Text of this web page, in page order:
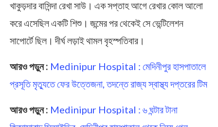
খাকুড়দার বাসিন্দা রেখা সাউ। এক সপ্তাহ আগে রেখার কোল আলো
করে এসেছিল একটি শিশু। জন্মের পর থেকেই সে ভেন্টিলেশন
সাপোর্টে ছিল। দীর্ঘ লড়াই থামল বৃহস্পতিবার।
আরও পড়ুন : Medinipur Hospital : মেদিনীপুর হাসপাতালে
প্রসূতি মৃত্যুতে ফের উত্তেজনা, তদন্তে রাজ্য স্বাস্থ্য দপ্তরের টিম
আরও পড়ুন : Medinipur Hospital : ৬ ঘন্টার টানা